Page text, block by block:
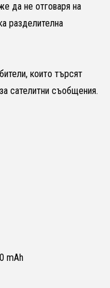
да не отговаря на
разделителна
които търсят
сателитни съобщения.
mAh